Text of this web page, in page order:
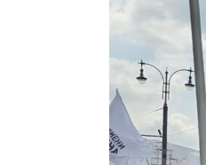
Открытые